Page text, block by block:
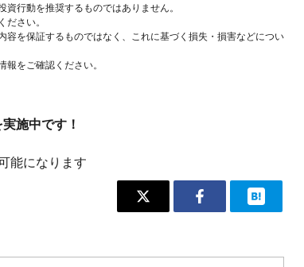
行動を推奨するものではありません。
さい。
を保証するものではなく、これに基づく損失・損害などについ
をご確認ください。
実施中です！
能になります